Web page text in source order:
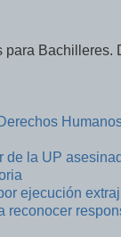
Bachilleres.
de la UP
ejecución
reconocer